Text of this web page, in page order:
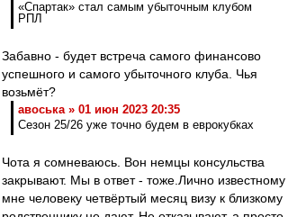
«Спартак» стал самым убыточным клубом
РПЛ
Забавно - будет встреча самого финансово
успешного и самого убыточного клуба. Чья
возьмёт?
авоська » 01 июн 2023 20:35
Сезон 25/26 уже точно будем в еврокубках
Чота я сомневаюсь. Вон немцы консульства
закрывают. Мы в ответ - тоже.Лично известному
мне человеку четвёртый месяц визу к близкому